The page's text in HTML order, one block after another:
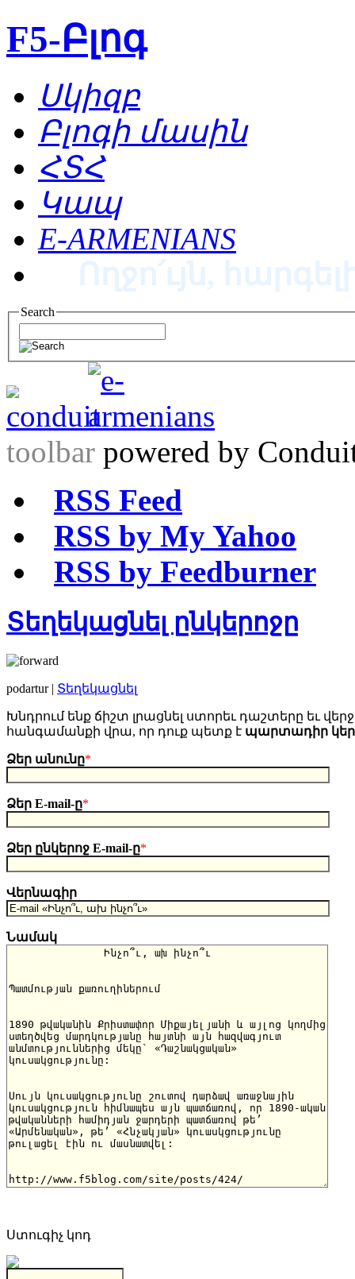
F5-Բլոգ
Սկիզբ
Բլոգի մասին
ՀՏՀ
Կապ
E-ARMENIANS
Search
toolbar powered by
RSS Feed
RSS by My Yahoo
RSS by Feedburner
Տեղեկացնել ընկերոջը
podartur | Տեղեկացնել
Խնդրում ենք ճիշտ լրացնել ստորեւ դաշտերը եւ
հանգամանքի վրա, որ դուք պետք է պարտադիր
Ձեր անունը*
Ձեր E-mail-ը*
Ձեր ընկերոջ E-mail-ը*
Վերնագիր
Նամակ
Ստուգիչ կոդ